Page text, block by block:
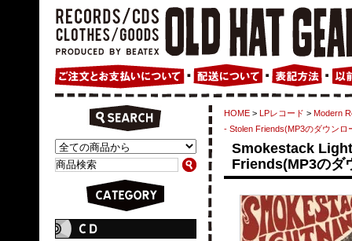
HOME > LPレコード > Modern
- Stolen Friends(MP3のダウンロ
Smokestack
Friends(MP3のダ